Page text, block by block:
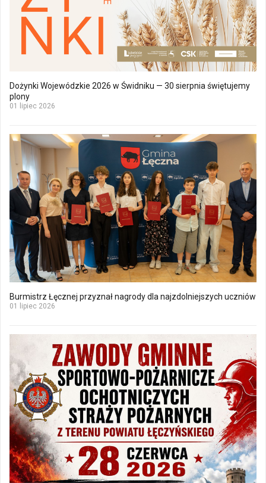
Dożynki Wojewódzkie 2026 w Świdniku — 30 sierpnia świętujemy
plony
01 lipiec 2026
Burmistrz Łęcznej przyznał nagrody dla najzdolniejszych uczniów
01 lipiec 2026